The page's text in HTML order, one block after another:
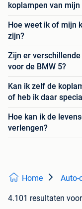
koplampen van mijn
Hoe weet ik of mijn
zijn?
Zijn er
voor de BMW 5?
Kan ik zelf de
of heb ik daar
Hoe kan ik de
verlengen?
Home Auto-
4.101 resultaten